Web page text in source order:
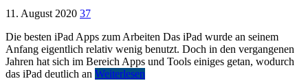
11. August 2020 37
Die besten iPad Apps zum Arbeiten Das iPad wurde an seinem
Anfang eigentlich relativ wenig benutzt. Doch in den vergangenen
Jahren hat sich im Bereich Apps und Tools einiges getan, wodurch
das iPad deutlich an Weiterlesen